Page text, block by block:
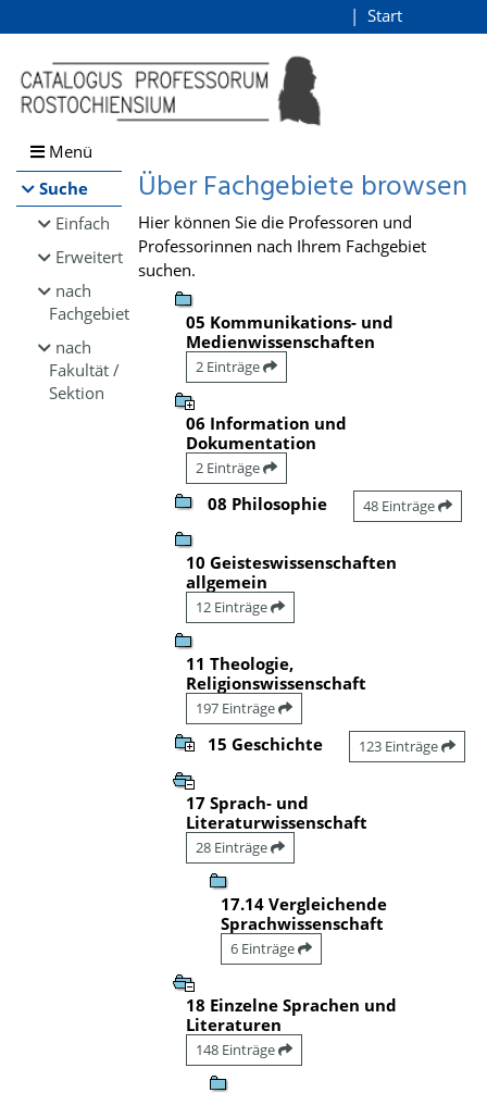
Browsen
direkt zum Inhalt
Start
Menü
Suche
Einfach
Erweitert
nach
Fachgebiet
nach
Fakultät /
Sektion
Über Fachgebiete browsen
Hier können Sie die Professoren und
Professorinnen nach Ihrem Fachgebiet
suchen.
05 Kommunikations- und
Medienwissenschaften
2 Einträge
06 Information und
Dokumentation
2 Einträge
08 Philosophie 48 Einträge
10 Geisteswissenschaften
allgemein
12 Einträge
11 Theologie,
Religionswissenschaft
197 Einträge
15 Geschichte 123 Einträge
17 Sprach- und
Literaturwissenschaft
28 Einträge
17.14 Vergleichende
Sprachwissenschaft
6 Einträge
18 Einzelne Sprachen und
Literaturen
148 Einträge